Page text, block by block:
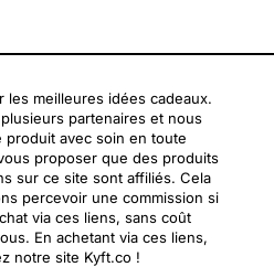
les meilleures idées cadeaux.
partenaires et nous
produit avec soin en toute
proposer que des produits
sur ce site sont affiliés. Cela
percevoir une commission si
via ces liens, sans coût
En achetant via ces liens,
notre site Kyft.co !